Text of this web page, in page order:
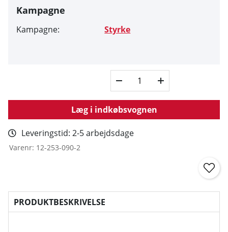
Kampagne
Kampagne: Styrke
Læg i indkøbsvognen
Leveringstid: 2-5 arbejdsdage
Varenr: 12-253-090-2
PRODUKTBESKRIVELSE